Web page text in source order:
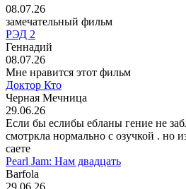
08.07.26
замечательный фильм
РЭД 2
Геннадий
08.07.26
Мне нравится этот фильм
Доктор Кто
Черная Мечница
29.06.26
Если бы еслибы ебланы гение не
смотркла нормально с озучкой . но
саете
Pearl Jam: Нам двадцать
Barfola
29.06.26